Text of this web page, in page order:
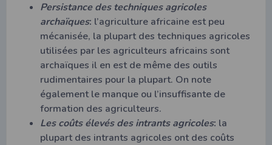
Persistance des techniques agricoles
archaïques: l’agriculture africaine est peu
mécanisée, la plupart des techniques agricoles
utilisées par les agriculteurs africains sont
archaïques il en est de même des outils
rudimentaires pour la plupart. On note
également le manque ou l’insuffisante de
formation des agriculteurs.
Les coûts élevés des intrants agricoles: la
plupart des intrants agricoles ont des coûts